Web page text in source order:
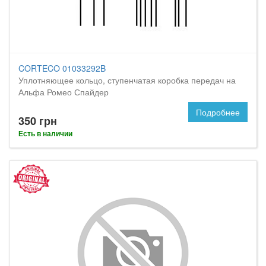
CORTECO 01033292B
Уплотняющее кольцо, ступенчатая коробка передач на
Альфа Ромео Спайдер
350 грн
Есть в наличии
Подробнее